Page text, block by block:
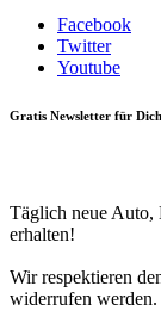
Facebook
Twitter
Youtube
Gratis Newsletter für
Täglich neue Auto,
erhalten!
Wir respektieren
widerrufen werden.